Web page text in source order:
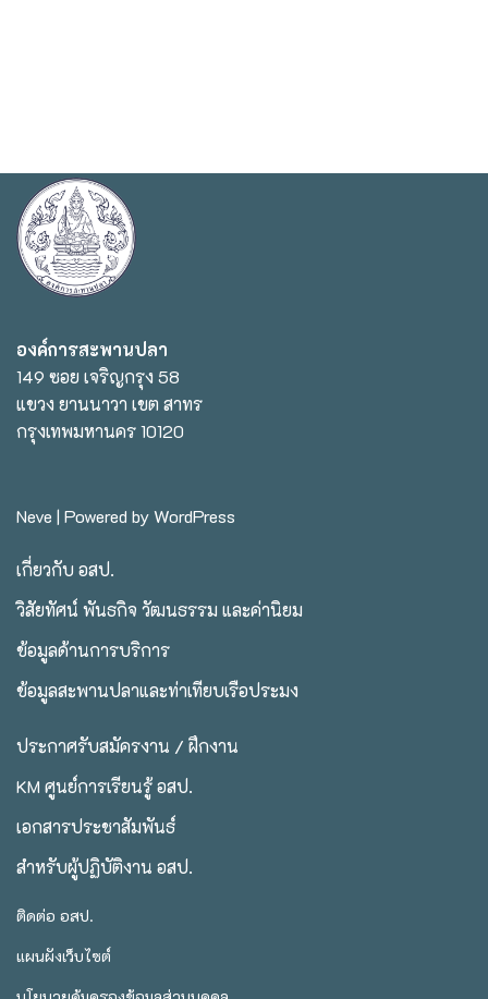
องค์การสะพานปลา
149 ซอย เจริญกรุง 58
แขวง ยานนาวา เขต สาทร
กรุงเทพมหานคร 10120
Neve | Powered byWordPress
เกี่ยวกับ อสป.
วิสัยทัศน์ พันธกิจ วัฒนธรรม และค่านิยม
ข้อมูลด้านการบริการ
ข้อมูลสะพานปลาและท่าเทียบเรือประมง
ประกาศรับสมัครงาน / ฝึกงาน
KM ศูนย์การเรียนรู้ อสป.
เอกสารประชาสัมพันธ์
สำหรับผู้ปฏิบัติงาน อสป.
ติดต่อ อสป.
แผนผังเว็บไซต์